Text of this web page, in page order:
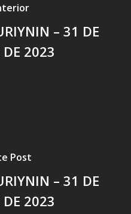
– 31 DE
DE 2023
Post
– 31 DE
DE 2023